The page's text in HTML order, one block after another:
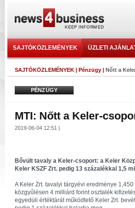
SAJTÓKÖZLEMÉNYEK ÜZLETI
SAJTÓKÖZLEMÉNYEK | Pénzügy | Nőtt a
PÉNZÜGY
MTI: Nőtt a Keler-
2019-06-04 12:51 |
Bővült tavaly a Keler-csoport: a Keler
Keler KSZF Zrt. pedig 13 százalékkal 1,5
A Keler Zrt. tavalyi tárgyévi eredménye
közgyűlésen 4 milliárd forint osztalék
egyedüli értéktárát működtető Keler Zrt.